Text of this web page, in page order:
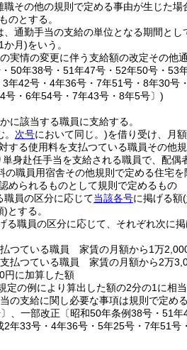
その他の規則で定める事由が生じた
のとする。
通勤手当の支給の単位となる期間と
か月)をいう。
実情の変更に伴う支給額の改定その他
50年38号・51年47号・52年50号・
年42号・4年36号・7年51号・8年30
号・6年54号・7年43号・8年5号〕)
に該当する職員に支給する。
次号において同じ。)を借り受け、月
する使用料を支払つている職員その他
身赴任手当を支給される職員で、配偶
の職員用宿舎その他規則で定める住宅を
められるものとして規則で定めるもの
職員の区分に応じて当該各号に掲げる額(
)とする。
職員の区分に応じて、それぞれ次に
つている職員 家賃の月額から1万
払つている職員 家賃の月額から2万
円に加算した額
定の例により算出した額の2分の1に相
の支給に関し必要な事項は規則で定める
、一部改正〔昭和50年条例38号・51
年33号・4年36号・5年25号・7年51